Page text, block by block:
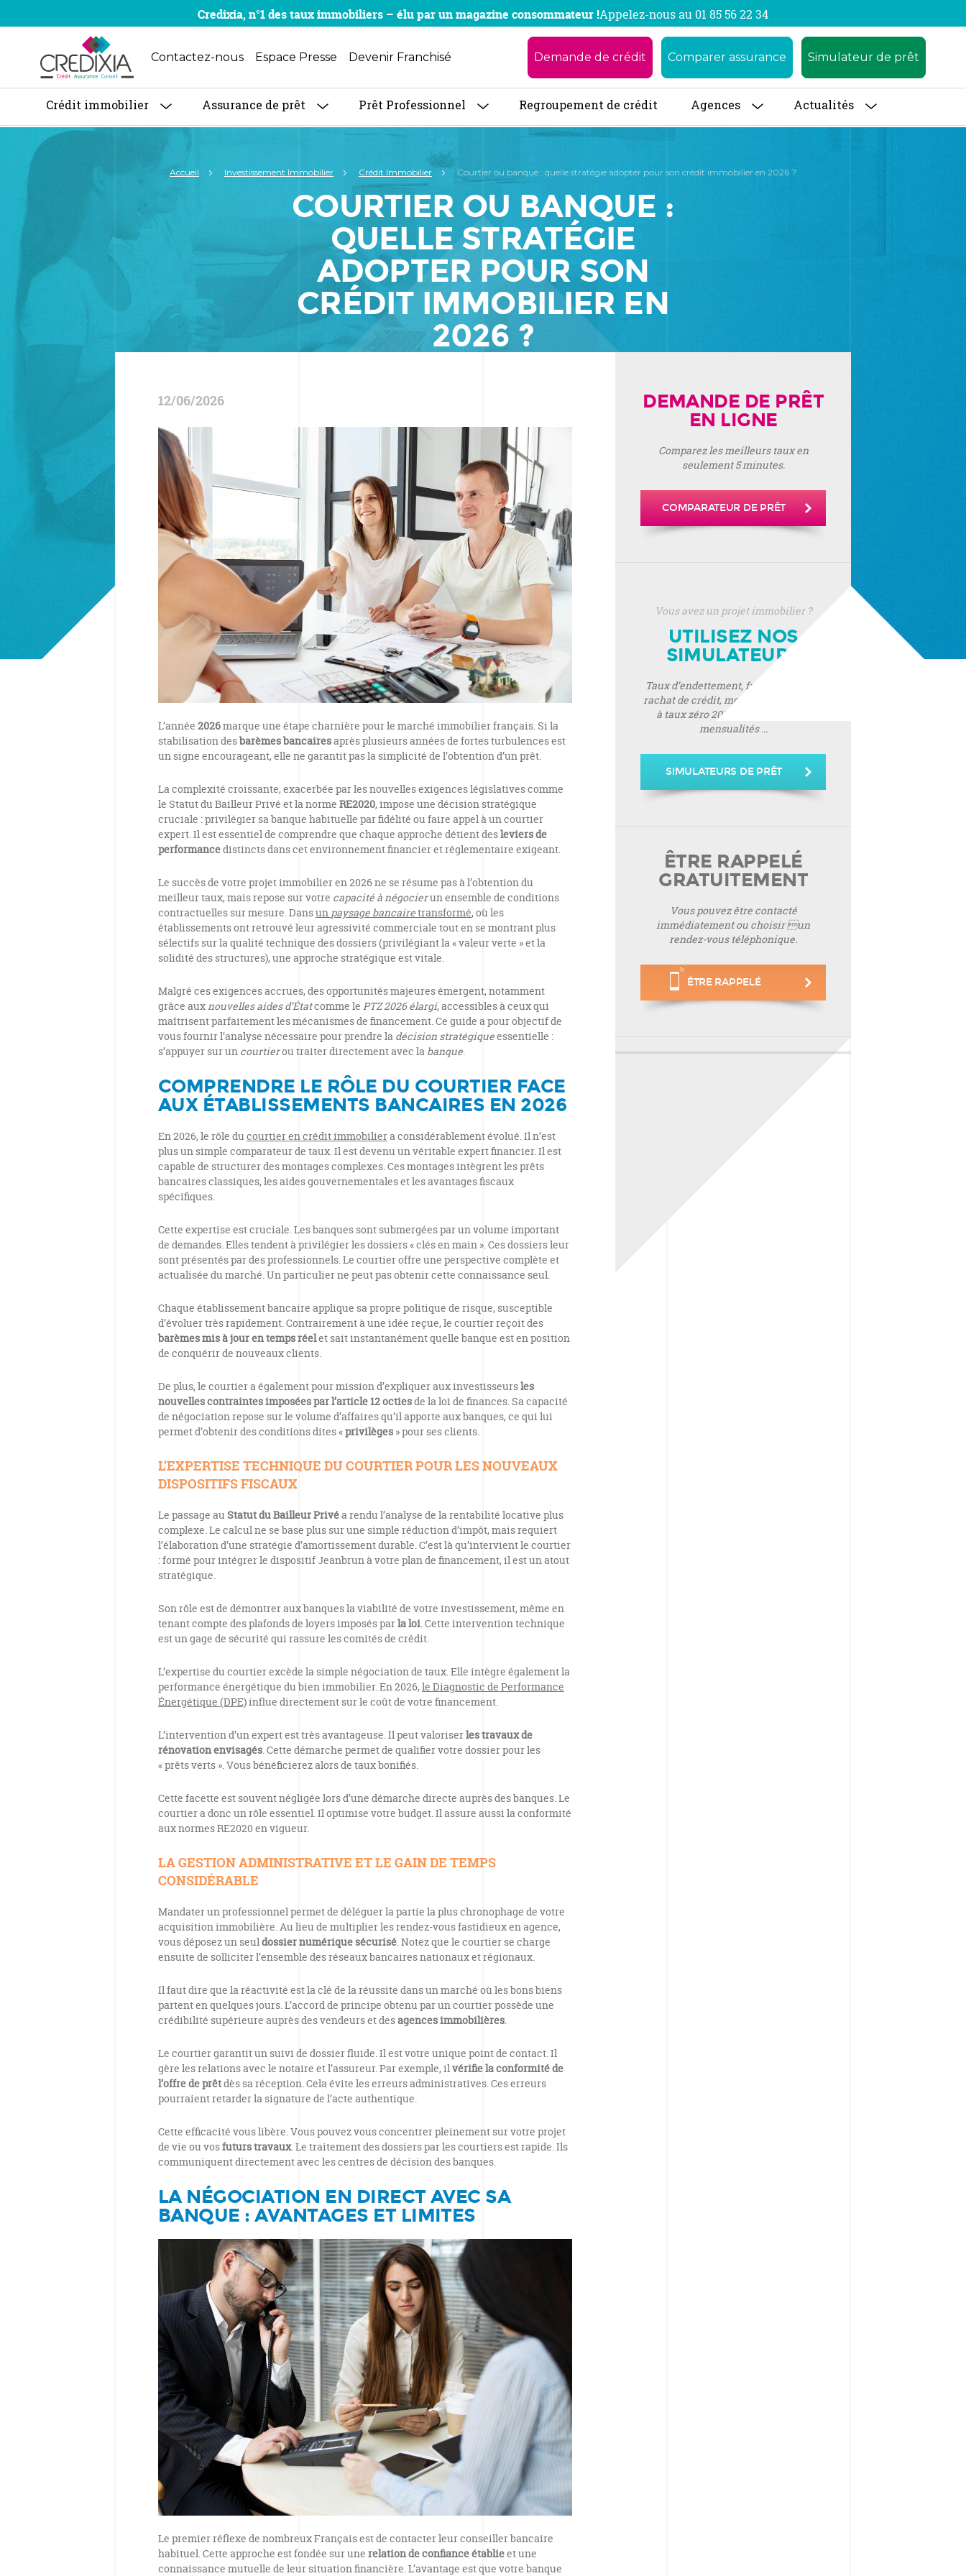
Credixia, n°1 des taux immobiliers – élu par un magazine consommateur !Appelez-nous au 01 85 56 22 34
Contactez-nous Espace Presse Devenir Franchisé Demande de crédit Comparer assurance Simulateur de prêt
Crédit immobilier Assurance de prêt Prêt Professionnel Regroupement de crédit Agences Actualités
Accueil Investissement Immobilier Crédit Immobilier Courtier ou banque : quelle stratégie adopter pour son crédit immobilier en 2026 ?
COURTIER OU BANQUE :
QUELLE STRATÉGIE
ADOPTER POUR SON
CRÉDIT IMMOBILIER EN
2026 ?
12/06/2026
L’année 2026marque une étape charnière pour le marché immobilier français. Si la
stabilisation desbarèmes bancairesaprès plusieurs années de fortes turbulences est
un signe encourageant, elle ne garantit pas la simplicité de l’obtention d’un prêt.
La complexité croissante, exacerbée par les nouvelles exigences législatives comme
le Statut du Bailleur Privé et la norme RE2020, impose une décision stratégique
cruciale : privilégier sa banque habituelle par fidélité ou faire appel à un courtier
expert. Il est essentiel de comprendre que chaque approche détient desleviers de
performancedistincts dans cet environnement financier et réglementaire exigeant.
Le succès de votre projet immobilier en 2026 ne se résume pas à l’obtention du
meilleur taux, mais repose sur votre capacité à négocierun ensemble de conditions
contractuelles sur mesure. Dansun paysage bancairetransformé, où les
établissements ont retrouvé leur agressivité commerciale tout en se montrant plus
sélectifs sur la qualité technique des dossiers (privilégiant la « valeur verte » et la
solidité des structures), une approche stratégique est vitale.
Malgré ces exigences accrues, des opportunités majeures émergent, notamment
grâce auxnouvelles aides d’Étatcomme le PTZ 2026 élargi, accessibles à ceux qui
maîtrisent parfaitement les mécanismes de financement. Ce guide a pour objectif de
vous fournir l’analyse nécessaire pour prendre la décision stratégiqueessentielle :
s’appuyer sur un courtierou traiter directement avec la banque.
COMPRENDRE LE RÔLE DU COURTIER FACE
AUX ÉTABLISSEMENTS BANCAIRES EN 2026
En 2026, le rôle du courtier en crédit immobiliera considérablement évolué. Il n’est
plus un simple comparateur de taux. Il est devenu un véritable expert financier. Il est
capable de structurer des montages complexes. Ces montages intègrent les prêts
bancaires classiques, les aides gouvernementales et les avantages fiscaux
spécifiques.
Cette expertise est cruciale. Les banques sont submergées par un volume important
de demandes. Elles tendent à privilégier les dossiers « clés en main ». Ces dossiers leur
sont présentés par des professionnels. Le courtier offre une perspective complète et
actualisée du marché. Un particulier ne peut pas obtenir cette connaissance seul.
Chaque établissement bancaire applique sa propre politique de risque, susceptible
d’évoluer très rapidement. Contrairement à une idée reçue, le courtier reçoit des
barèmes mis à jour en temps réelet sait instantanément quelle banque est en position
de conquérir de nouveaux clients.
De plus, le courtier a également pour mission d’expliquer aux investisseursles
nouvelles contraintes imposées par l’article 12 octiesde la loi de finances. Sa capacité
de négociation repose sur le volume d’affaires qu’il apporte aux banques, ce qui lui
permet d’obtenir des conditions dites «privilèges » pour ses clients.
L’EXPERTISE TECHNIQUE DU COURTIER POUR LES NOUVEAUX
DISPOSITIFS FISCAUX
Le passage au Statut du Bailleur Privéa rendu l’analyse de la rentabilité locative plus
complexe. Le calcul ne se base plus sur une simple réduction d’impôt, mais requiert
l’élaboration d’une stratégie d’amortissement durable. C’est là qu’intervient le courtier
: formé pour intégrer le dispositif Jeanbrun à votre plan de financement, il est un atout
stratégique.
Son rôle est de démontrer aux banques la viabilité de votre investissement, même en
tenant compte des plafonds de loyers imposés parla loi. Cette intervention technique
est un gage de sécurité qui rassure les comités de crédit.
L’expertise du courtier excède la simple négociation de taux. Elle intègre également la
performance énergétique du bien immobilier. En 2026, le Diagnostic de Performance
Énergétique (DPE)influe directement sur le coût de votre financement.
L’intervention d’un expert est très avantageuse. Il peut valoriserles travaux de
rénovation envisagés. Cette démarche permet de qualifier votre dossier pour les
« prêts verts ». Vous bénéficierez alors de taux bonifiés.
Cette facette est souvent négligée lors d’une démarche directe auprès des banques. Le
courtier a donc un rôle essentiel. Il optimise votre budget. Il assure aussi la conformité
aux normes RE2020 en vigueur.
LA GESTION ADMINISTRATIVE ET LE GAIN DE TEMPS
CONSIDÉRABLE
Mandater un professionnel permet de déléguer la partie la plus chronophage de votre
acquisition immobilière. Au lieu de multiplier les rendez-vous fastidieux en agence,
vous déposez un seuldossier numérique sécurisé. Notez que le courtier se charge
ensuite de solliciter l’ensemble des réseaux bancaires nationaux et régionaux.
Il faut dire que la réactivité est la clé de la réussite dans un marché où les bons biens
partent en quelques jours. L’accord de principe obtenu par un courtier possède une
crédibilité supérieure auprès des vendeurs et desagences immobilières.
Le courtier garantit un suivi de dossier fluide. Il est votre unique point de contact. Il
gère les relations avec le notaire et l’assureur. Par exemple, ilvérifie la conformité de
l’offre de prêtdès sa réception. Cela évite les erreurs administratives. Ces erreurs
pourraient retarder la signature de l’acte authentique.
Cette efficacité vous libère. Vous pouvez vous concentrer pleinement sur votre projet
de vie ou vosfuturs travaux. Le traitement des dossiers par les courtiers est rapide. Ils
communiquent directement avec les centres de décision des banques.
LA NÉGOCIATION EN DIRECT AVEC SA
BANQUE : AVANTAGES ET LIMITES
Le premier réflexe de nombreux Français est de contacter leur conseiller bancaire
habituel. Cette approche est fondée sur une relation de confiance établieet une
connaissance mutuelle de leur situation financière. L’avantage est que votre banque
DEMANDE DE PRÊT
EN LIGNE
Comparez les meilleurs taux en
seulement 5 minutes.
COMPARATEUR DE PRÊT
Vous avez un projet immobilier ?
UTILISEZ NOS
SIMULATEURS
Taux d’endettement, frais de notaire,
rachat de crédit, montant de prêt, prêt
à taux zéro 2019, montant de vos
mensualités ...
SIMULATEURS DE PRÊT
ÊTRE RAPPELÉ
GRATUITEMENT
Vous pouvez être contacté
immédiatement ou choisir un
rendez-vous téléphonique.
ÊTRE RAPPELÉ